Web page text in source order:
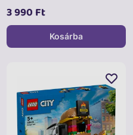
3 990 Ft
Kosárba